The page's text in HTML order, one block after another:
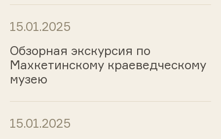
15.01.2025
Обзорная экскурсия по
Махкетинскому краеведческому
музею
15.01.2025